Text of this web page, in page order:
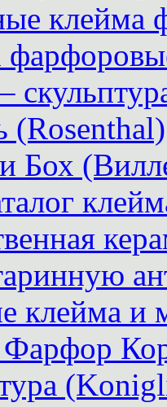
клейма
(Rosenthal)
Бох
клейма и